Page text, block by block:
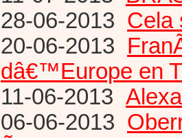
28-06-2013 Cela
20-06-2013
dâ€™Europe en
11-06-2013
06-06-2013